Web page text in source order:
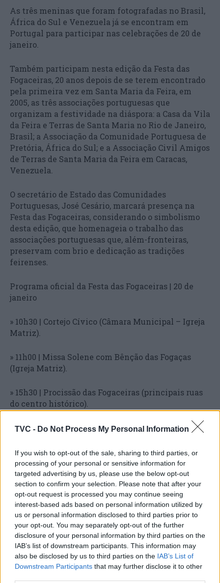
TVC - Do Not Process My Personal Information
If you wish to opt-out of the sale, sharing to third parties, or
processing of your personal or sensitive information for
targeted advertising by us, please use the below opt-out
section to confirm your selection. Please note that after your
opt-out request is processed you may continue seeing
interest-based ads based on personal information utilized by
us or personal information disclosed to third parties prior to
your opt-out. You may separately opt-out of the further
disclosure of your personal information by third parties on the
IAB’s list of downstream participants. This information may
also be disclosed by us to third parties on the IAB’s List of
Downstream Participants that may further disclose it to other
As três meninas que foram fotografadas no Brasil,
África do Sul e Venezuela já se encontram em
Portugal para participar nas celebrações de 20 de
janeiro.
Também participam nesta edição da Festa das
Fogaceiras, 20 anos depois de se terem encontrado
pela primeira vez em Santa Maria da Feira, em
2005, as três associações portuguesas que
organizam a festividade na diáspora: a Casa da Vila
da Feira e Terras de Santa Maria no Rio de Janeiro,
Brasil; a Associação da Comunidade Portuguesa de
Pretória, África do Sul; e a Associação Civil Amigos
de Terras de Santa Maria da Feira em Caracas,
Venezuela.
O secretário de Estado das Comunidades
Portuguesas, José Cesário, marcará presença na
Festa das Fogaceiras, considerando o simbolismo
desta edição, que homenageia o trabalho das
associações portuguesas que, além-fronteiras,
preservam com brio e dedicação as tradições
feirenses.
Programa oficial da Festa das Fogaceiras | 20 de
janeiro
» 10h30 | Cortejo Cívico (Câmara Municipal – Igreja
Matriz).
» 11h00 | Missa Solene com Bênção das Fogaças
(Igreja Matriz).
» 15h30 | Procissão das Fogaceiras (principais ruas
do centro histórico).
Esta é uma festa que se faz com o envolvimento da
mais de 250 meninas fogaceiras de todo o
concelho, mas também com voluntários do Ateliê
Fogaceiras, onde se produziram de forma artesanal
centenas de bandeiras de papel de prata e se
decoraram os tabuleiros que transportam as
fogaças, e as voluntárias do projeto Ponto Fogaça,
que já tricotaram à mão mais de duas centenas de
casacos de lã para aconchegar as meninas
fogaceiras.
Para que as crianças apreciem desde tenra idade o